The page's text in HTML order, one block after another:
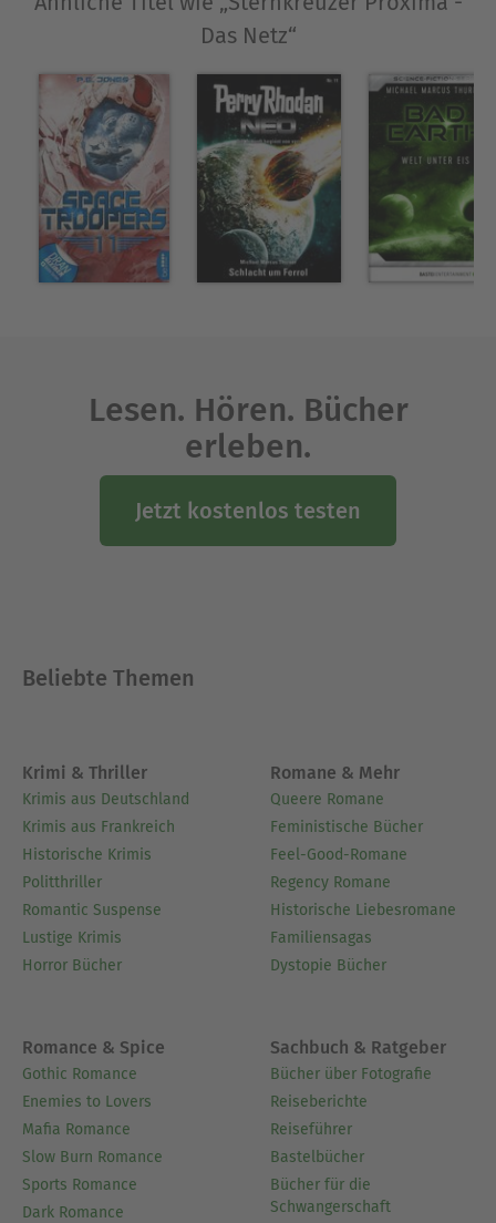
Das Netz“
Lesen. Hören. Bücher
erleben.
Jetzt kostenlos testen
Beliebte Themen
Krimi & Thriller
Krimis aus Deutschland
Krimis aus Frankreich
Historische Krimis
Politthriller
Romantic Suspense
Lustige Krimis
Horror Bücher
Romane & Mehr
Queere Romane
Feministische Bücher
Feel-Good-Romane
Regency Romane
Historische Liebesromane
Familiensagas
Dystopie Bücher
Romance & Spice
Gothic Romance
Enemies to Lovers
Mafia Romance
Slow Burn Romance
Sports Romance
Dark Romance
Sachbuch & Ratgeber
Bücher über Fotografie
Reiseberichte
Reiseführer
Bastelbücher
Bücher für die
Schwangerschaft